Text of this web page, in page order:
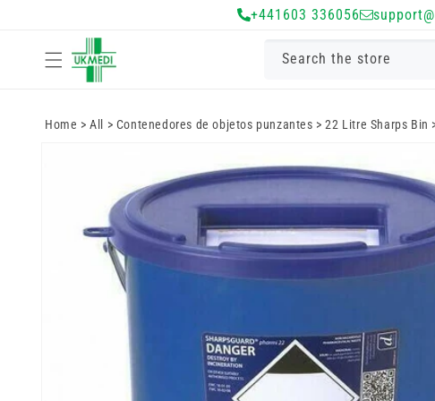
al contenido
+441603 336056
Search the store
Home >All > Contenedores de objetos punzantes >22 Litre Sharps Bin
Ir
del producto